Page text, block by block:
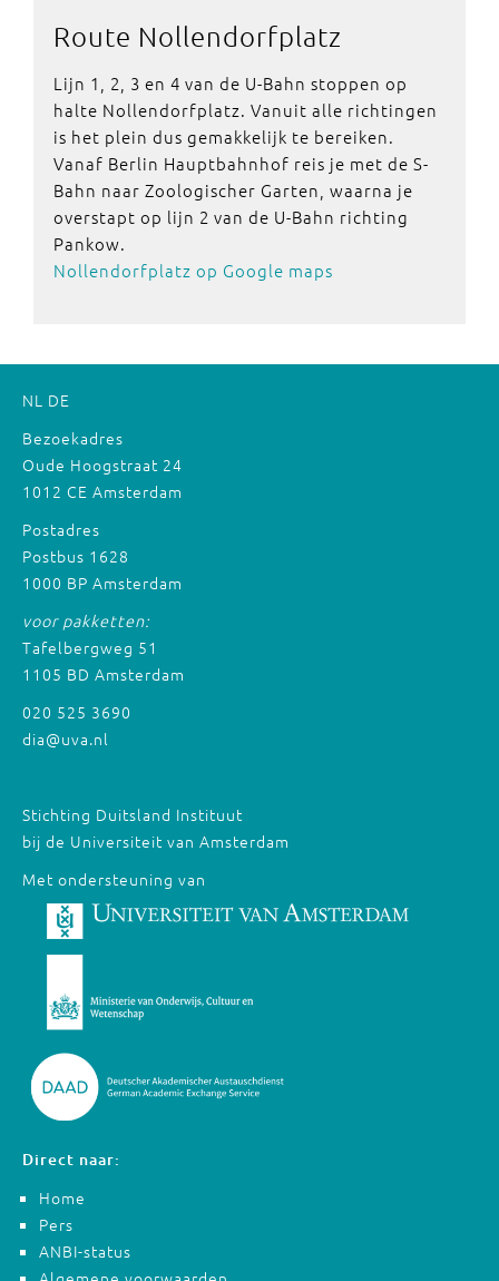
Route Nollendorfplatz
Lijn 1, 2, 3 en 4 van de U-Bahn stoppen op
halte Nollendorfplatz. Vanuit alle richtingen
is het plein dus gemakkelijk te bereiken.
Vanaf Berlin Hauptbahnhof reis je met de S-
Bahn naar Zoologischer Garten, waarna je
overstapt op lijn 2 van de U-Bahn richting
Pankow.
Nollendorfplatz op Google maps
NL DE
Bezoekadres
Oude Hoogstraat 24
1012 CE Amsterdam
Postadres
Postbus 1628
1000 BP Amsterdam
voor pakketten:
Tafelbergweg 51
1105 BD Amsterdam
020 525 3690
dia@uva.nl
Stichting Duitsland Instituut
bij de Universiteit van Amsterdam
Met ondersteuning van
Direct naar:
Home
Pers
ANBI-status